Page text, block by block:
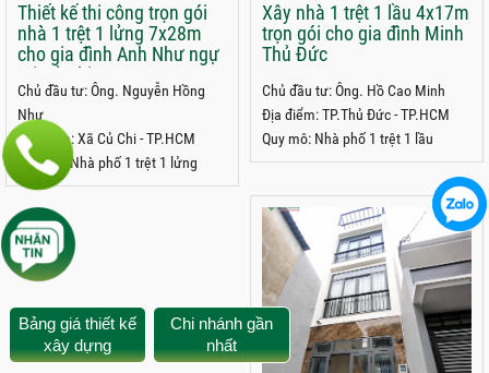
Thiết kế thi công trọn gói
nhà 1 trệt 1 lửng 7x28m
cho gia đình Anh Như ngự
tại Củ Chi
Chủ đầu tư: Ông. Nguyễn Hồng
Như
Địa điểm: Xã Củ Chi - TP.HCM
Quy mô: Nhà phố 1 trệt 1 lửng
Xây nhà 1 trệt 1 lầu 4x17m
trọn gói cho gia đình Minh
Thủ Đức
Chủ đầu tư: Ông. Hồ Cao Minh
Địa điểm: TP.Thủ Đức - TP.HCM
Quy mô: Nhà phố 1 trệt 1 lầu
Bảng giá thiết kế
xây dựng
Chi nhánh gần
nhất